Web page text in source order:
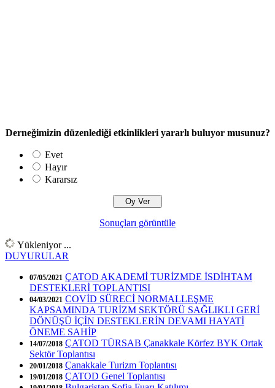
Derneğimizin düzenlediği etkinlikleri yararlı buluyor musunuz?
Evet
Hayır
Kararsız
Sonuçları görüntüle
Yükleniyor ...
DUYURULAR
07/05/2021 ÇATOD AKADEMİ TURİZMDE İSDİHTAM
DESTEKLERİ TOPLANTISI
04/03/2021 COVİD SÜRECİ NORMALLEŞME
KAPSAMINDA TURİZM SEKTÖRÜ SAĞLIKLI GERİ
DÖNÜŞÜ İÇİN DESTEKLERİN DEVAMI HAYATİ
ÖNEME SAHİP
14/07/2018 ÇATOD TÜRSAB Çanakkale Körfez BYK Ortak
Sektör Toplantısı
20/01/2018 Çanakkale Turizm Toplantısı
19/01/2018 ÇATOD Genel Toplantısı